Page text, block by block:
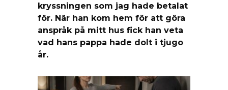
kryssningen som jag hade betalat
för. När han kom hem för att göra
anspråk på mitt hus fick han veta
vad hans pappa hade dolt i tjugo
år.